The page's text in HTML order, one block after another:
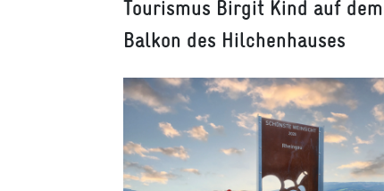
Tourismus Birgit Kind auf dem
Balkon des Hilchenhauses